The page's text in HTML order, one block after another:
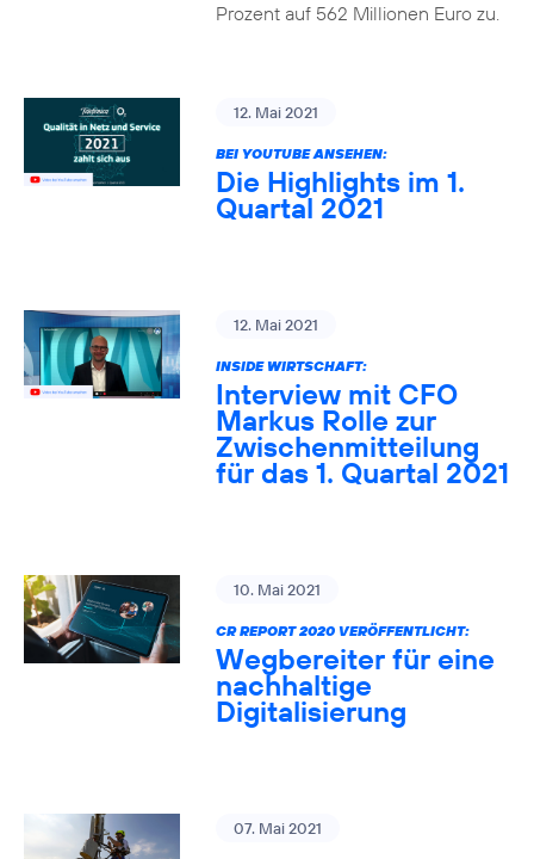
Prozent auf 562 Millionen Euro zu.
12. Mai 2021
BEI YOUTUBE ANSEHEN:
Die Highlights im 1.
Quartal 2021
12. Mai 2021
INSIDE WIRTSCHAFT:
Interview mit CFO
Markus Rolle zur
Zwischenmitteilung
für das 1. Quartal 2021
10. Mai 2021
CR REPORT 2020 VERÖFFENTLICHT:
Wegbereiter für eine
nachhaltige
Digitalisierung
07. Mai 2021